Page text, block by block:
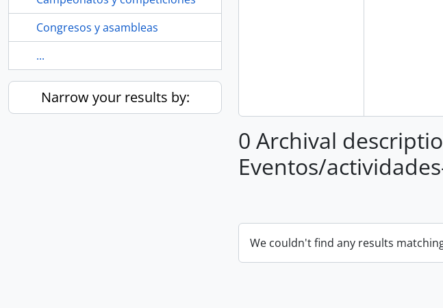
Congresos y asambleas
...
Narrow your results by:
0 Archival
Eventos/
We couldn't find any results